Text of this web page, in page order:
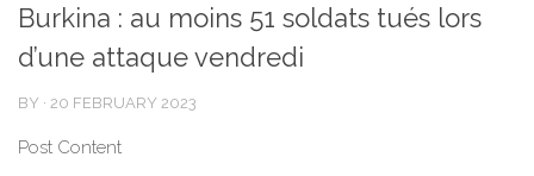
Burkina : au moins 51 soldats tués lors
d’une attaque vendredi
BY · 20 FEBRUARY 2023
Post Content